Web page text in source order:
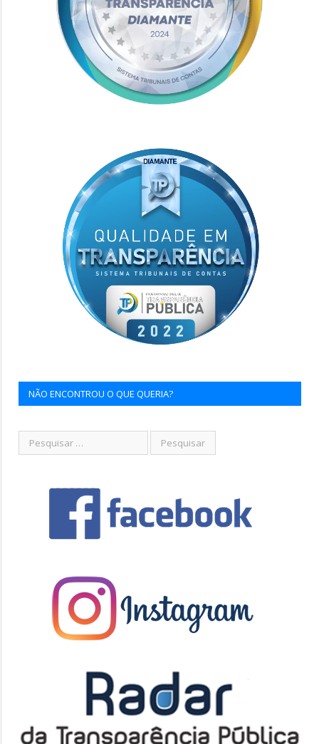
NÃO ENCONTROU O QUE QUERIA?